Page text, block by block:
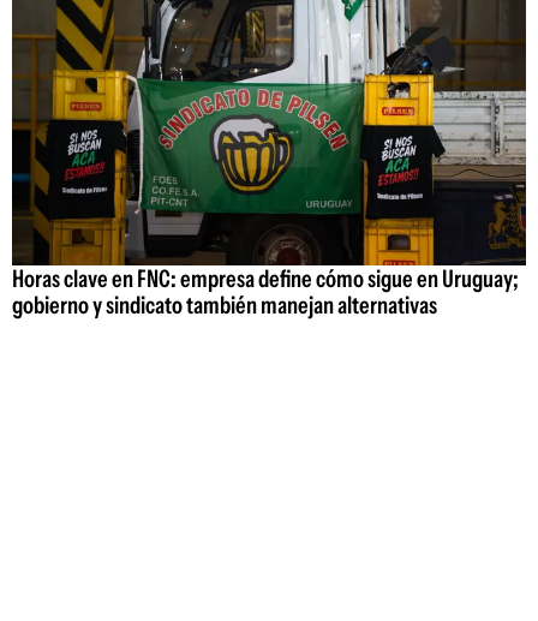
Horas clave en FNC: empresa define cómo sigue en Uruguay;
gobierno y sindicato también manejan alternativas